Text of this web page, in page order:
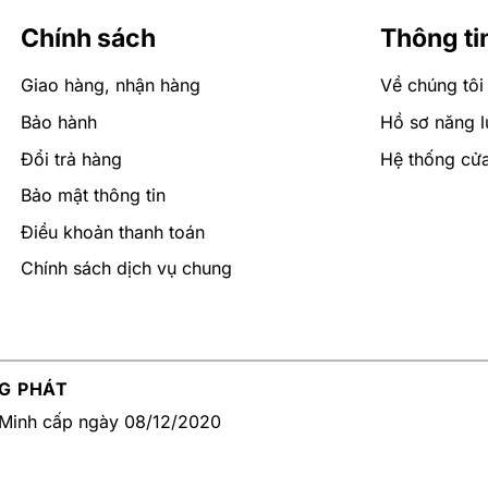
và bồn tắm nằm massage
từ 1M5 đến 1M7 thân bồn thấp hơn và phần gối
hợp lý
đến các tiêu chí đó là kiểu dáng, tính năng, kích thước,
có không gian phòng tắm không qua lớn những vẫn
tắm, bao gồm cả bồn ngâm, bồn massage. Phù hợp
và bồn tắm massage nhằm thỏa mãng nhu cầu sử
Chính sách
Giao hàng, nhận hàng
Bảo hành
Đổi trả hàng
Bảo mật thông tin
Điều khoản thanh toán
Chính sách dịch vụ chung
Thông
Về chúng tôi
Hồ sơ năng
Hệ thống
PHÁT
cấp ngày 08/12/2020